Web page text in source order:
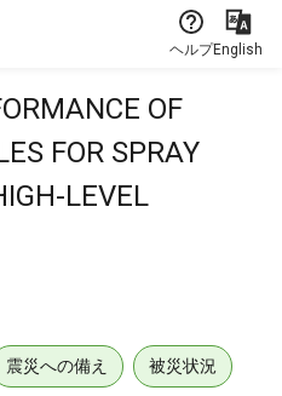
ヘルプEnglish
OF
FOR SPRAY
LEVEL
震災への備え 被災状況